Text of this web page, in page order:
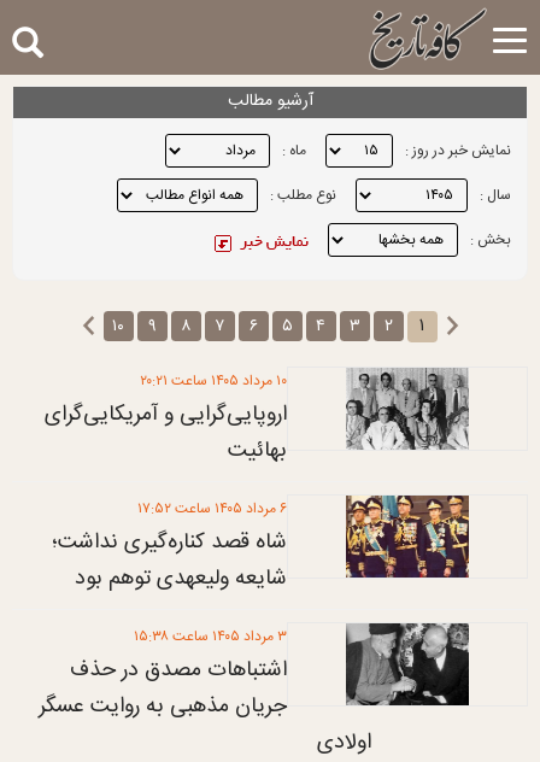
Toggle
navigation
آرشیو مطالب
نمایش خبر در روز :
ماه :
سال :
نوع مطلب :
بخش :
۱ ۲ ۳ ۴ ۵ ۶ ۷ ۸ ۹ ۱۰
۱۰ مرداد ۱۴۰۵ ساعت ۲۰:۲۱
اروپایی‌گرایی و آمریکایی‌گرای
بهائیت
۶ مرداد ۱۴۰۵ ساعت ۱۷:۵۲
شاه قصد کناره‌گیری نداشت؛
شایعه ولیعهدی توهم بود
۳ مرداد ۱۴۰۵ ساعت ۱۵:۳۸
اشتباهات مصدق در حذف
جریان مذهبی به روایت عسگر
اولادی